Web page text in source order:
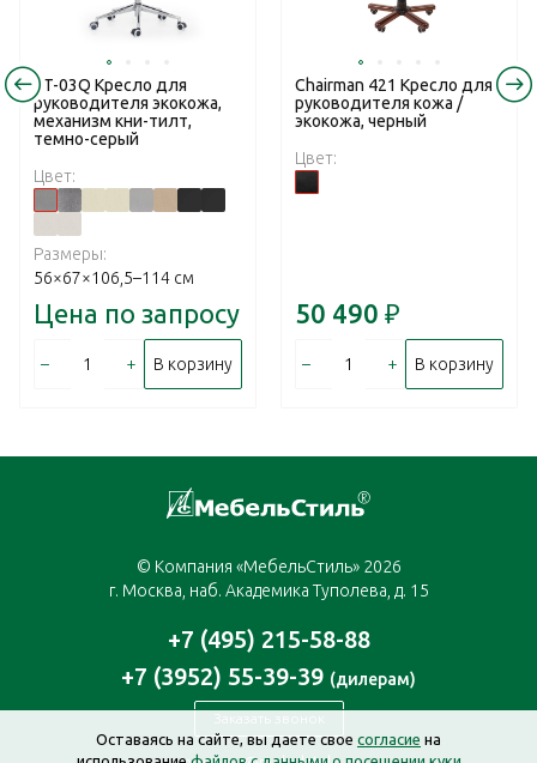
RT-03Q Кресло для
руководителя экокожа,
механизм кни-тилт,
темно-серый
Цвет:
Размеры:
56×67×106,5–114 см
Цена по запросу
– + В корзину
Chairman 421 Кресло для
руководителя кожа /
экокожа, черный
Цвет:
50 490 ₽
– + В корзину
© Компания «МебельСтиль» 2026
г. Москва, наб. Академика Туполева, д. 15
+7 (495) 215-58-88
+7 (3952) 55-39-39 (дилерам)
Заказать звонок
Оставаясь на сайте, вы даете свое согласие на